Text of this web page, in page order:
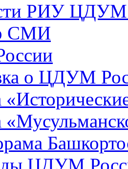
РИУ ЦДУМ
СМИ
о ЦДУМ